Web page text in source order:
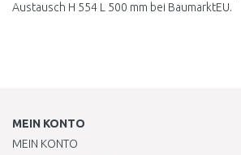
Austausch H 554 L 500 mm bei BaumarktEU.
MEIN KONTO
MEIN KONTO